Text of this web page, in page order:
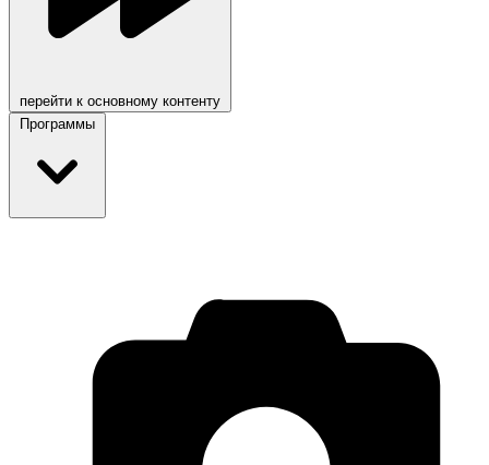
перейти к основному контенту
Программы